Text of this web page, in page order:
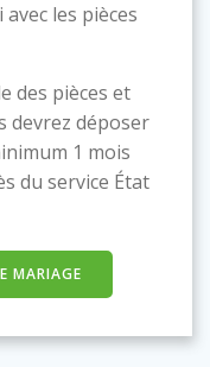
les pièces
des pièces et
devrez déposer
1 mois
du service État
MARIAGE